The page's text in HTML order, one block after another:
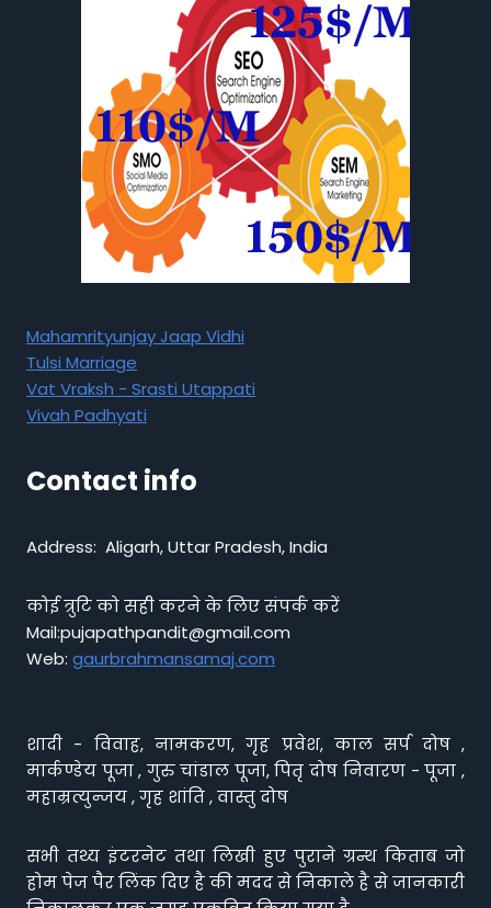
Mahamrityunjay Jaap Vidhi
Tulsi Marriage
Vat Vraksh - Srasti Utappati
Vivah Padhyati
Contact info
Address: Aligarh, Uttar Pradesh, India
कोई त्रुटि को सही करने के लिए संपर्क करें
Mail:pujapathpandit@gmail.com
Web: gaurbrahmansamaj.com
शादी - विवाह, नामकरण, गृह प्रवेश, काल सर्प दोष ,
मार्कण्डेय पूजा , गुरु चांडाल पूजा, पितृ दोष निवारण - पूजा ,
महाम्रत्युन्जय , गृह शांति , वास्तु दोष
सभी तथ्य इंटरनेट तथा लिखी हुए पुराने ग्रन्थ किताब जो
होम पेज पैर लिंक दिए है की मदद से निकाले है से जानकारी